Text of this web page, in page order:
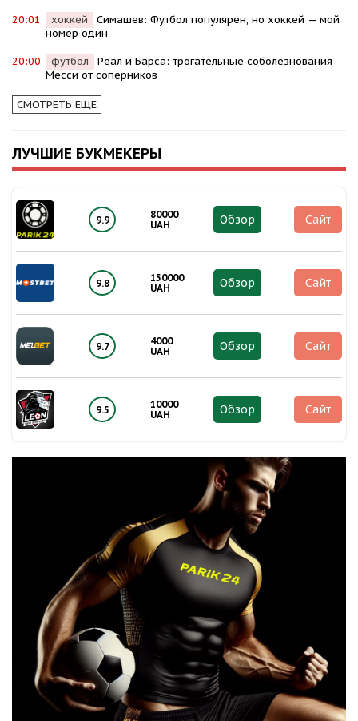
20:01 хоккей
Симашев: Футбол популярен, но хоккей — мой
номер один
20:00 футбол
Реал и Барса: трогательные соболезнования
Месси от соперников
СМОТРЕТЬ ЕЩЕ
ЛУЧШИЕ БУКМЕКЕРЫ
9.9
80000
UAH
Обзор Сайт
9.8
150000
UAH
Обзор Сайт
9.7
4000
UAH
Обзор Сайт
9.5
10000
UAH
Обзор Сайт